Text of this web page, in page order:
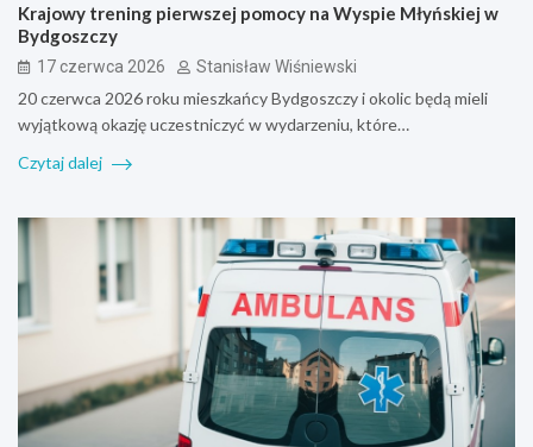
Krajowy trening pierwszej pomocy na Wyspie Młyńskiej w
Bydgoszczy
17 czerwca 2026 Stanisław Wiśniewski
20 czerwca 2026 roku mieszkańcy Bydgoszczy i okolic będą mieli
wyjątkową okazję uczestniczyć w wydarzeniu, które…
Czytaj dalej